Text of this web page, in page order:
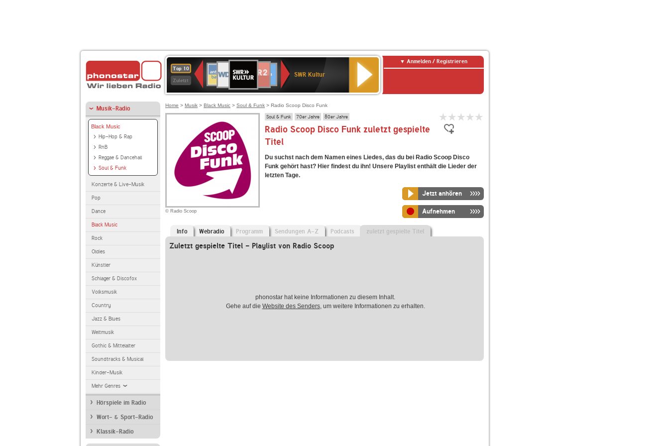
Top 10
Zuletzt
Deutschlandfunk
80er
90er
OLDIE
ANTENNE
SWR3
WDR
4
BR-
KLASSIK
Deutschlandfunk
Kultur
ANTENNE
BAYERN
2
Kultur2
SWR Kultur
Anmelden / Registrieren
Musik-Radio
Black Music
Hip-Hop & Rap
RnB
Reggae & Dancehall
Soul & Funk
Konzerte & Live-Musik
Pop
Dance
Black Music
Rock
Oldies
Künstler
Schlager & Discofox
Volksmusik
Country
Jazz & Blues
Weltmusik
Gothic & Mittelalter
Soundtracks & Musical
Kinder-Musik
Mehr Genres
Hörspiele im Radio
Wort- & Sport-Radio
Klassik-Radio
Home > Musik > Black Music > Soul & Funk > Radio Scoop Disco Funk
© Radio Scoop
Soul & Funk 70er Jahre 80er Jahre
Radio Scoop Disco Funk zuletzt gespielte
Titel
Du suchst nach dem Namen eines Liedes, das du bei Radio Scoop Disco
Funk gehört hast? Hier findest du ihn! Unsere Playlist enthält die Lieder der
letzten Tage.
Jetzt anhören
Aufnehmen
Info Webradio Programm Sendungen A-Z Podcasts zuletzt gespielte Titel
Zuletzt gespielte Titel - Playlist von Radio Scoop
phonostar hat keine Informationen zu diesem Inhalt.
Gehe auf die Website des Senders, um weitere Informationen zu erhalten.